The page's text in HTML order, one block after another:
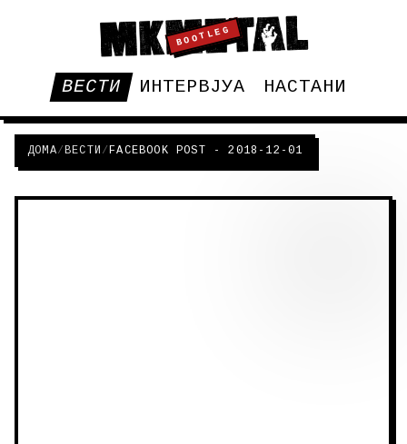
BOOTLEG
ВЕСТИ ИНТЕРВЈУА НАСТАНИ
ДОМА/ВЕСТИ /FACEBOOK POST - 2018-12-01